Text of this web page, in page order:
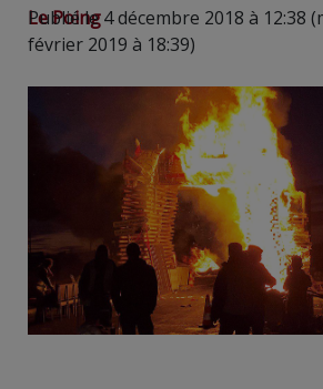
Le Poing
Publié le 4 décembre 2018 à 12:38
février 2019 à 18:39)